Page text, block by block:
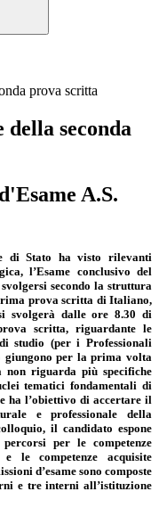
prova scritta
seconda
A.S.
di Stato ha visto rilevanti
l’Esame conclusivo del
secondo la struttura
prova scritta di Italiano,
svolgerà dalle ore 8.30 di
scritta, riguardante le
studio (per i Professionali
giungono per la prima volta
non riguarda più specifiche
tematici fondamentali di
ha l’obiettivo di accertare il
e professionale della
il candidato espone
per le competenze
le competenze acquisite
d’esame sono composte
e tre interni all’istituzione